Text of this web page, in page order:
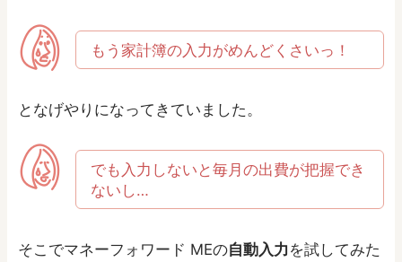
もう家計簿の入力がめんどくさいっ！
となげやりになってきていました。
でも入力しないと毎月の出費が把握でき
ないし…
そこでマネーフォワード MEの自動入力 を試してみた